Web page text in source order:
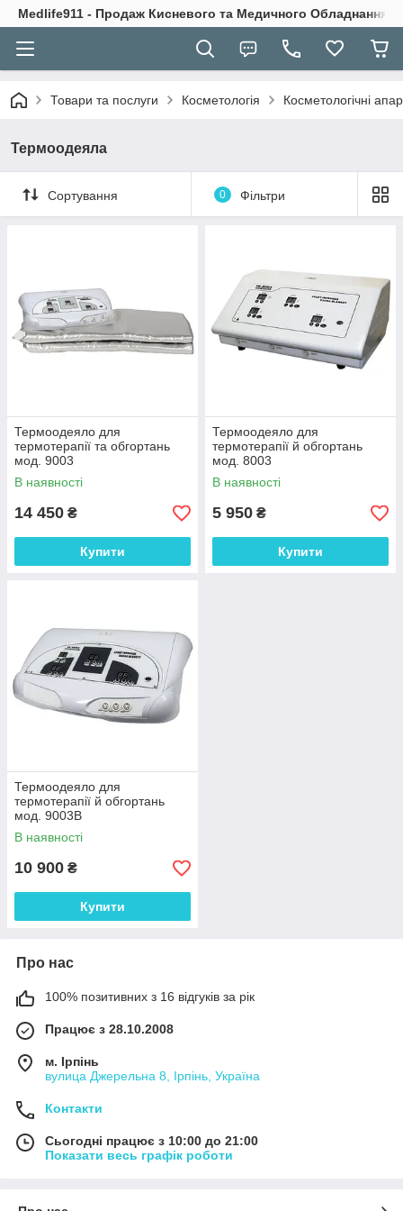
Medlife911 - Продаж Кисневого та Медичного Обладнання
Товари та послуги Косметологія Косметологічні
Термоодеяла
Сортування 0 Фільтри
Термоодеяло для
термотерапії та обгортань
мод. 9003
В наявності
14 450 ₴
Купити
Термоодеяло для
термотерапії й обгортань
мод. 8003
В наявності
5 950 ₴
Купити
Термоодеяло для
термотерапії й обгортань
мод. 9003В
В наявності
10 900 ₴
Купити
Про нас
100% позитивних з 16 відгуків за рік
Працює з 28.10.2008
м. Ірпінь
вулица Джерельна 8, Ірпінь, Україна
Контакти
Сьогодні працює з 10:00 до 21:00
Показати весь графік роботи